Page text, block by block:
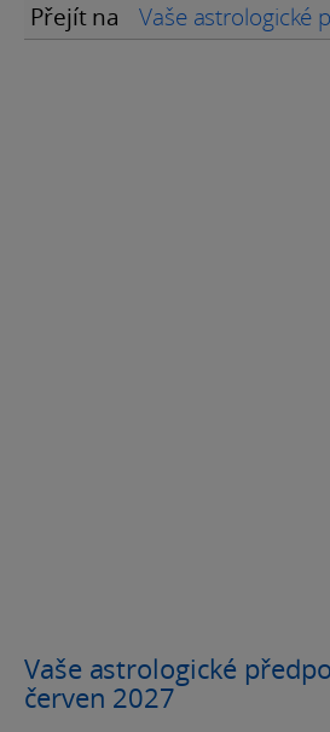
Přejít na Vaše astrologické
Vaše astrologické
červen 2027